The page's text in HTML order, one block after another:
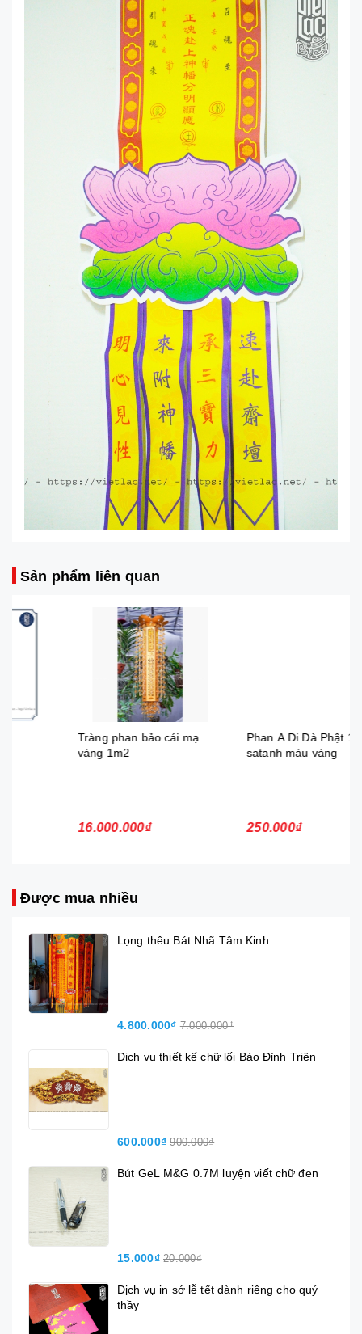
Sản phẩm liên quan
Tràng phan bảo cái mạ
16.000.000₫
Phan A Di Đà Phật 1m5 vải
satanh màu vàng
250.000₫
Được mua nhiều
Lọng thêu Bát Nhã Tâm Kinh
4.800.000₫ 7.000.000₫
Dịch vụ thiết kế chữ lối Bảo Đỉnh Triện
600.000₫ 900.000₫
Bút GeL M&G 0.7M luyện viết chữ đen
15.000₫ 20.000₫
Dịch vụ in sớ lễ tết dành riêng cho quý
thầy